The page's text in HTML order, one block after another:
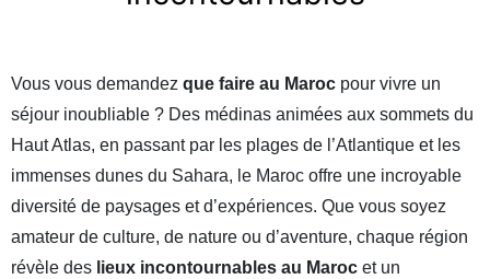
Vous vous demandez que faire au Maroc pour vivre un
séjour inoubliable ? Des médinas animées aux sommets du
Haut Atlas, en passant par les plages de l’Atlantique et les
immenses dunes du Sahara, le Maroc offre une incroyable
diversité de paysages et d’expériences. Que vous soyez
amateur de culture, de nature ou d’aventure, chaque région
révèle des lieux incontournables au Maroc et un